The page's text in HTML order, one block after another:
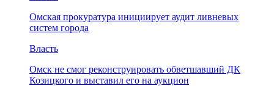
Омская прокуратура инициирует аудит ливневых
систем города
Власть
Омск не смог реконструировать обветшавший ДК
Козицкого и выставил его на аукцион